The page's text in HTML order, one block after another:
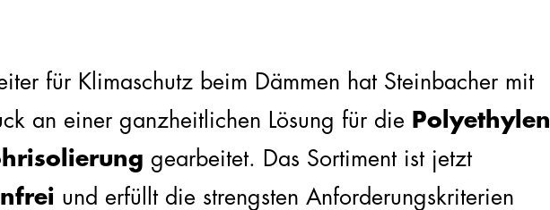
für Klimaschutz beim Dämmen hat Steinbacher mit
an einer ganzheitlichen Lösung für die Polyethylen
gearbeitet. Das Sortiment ist jetzt
und erfüllt die strengsten Anforderungskriterien